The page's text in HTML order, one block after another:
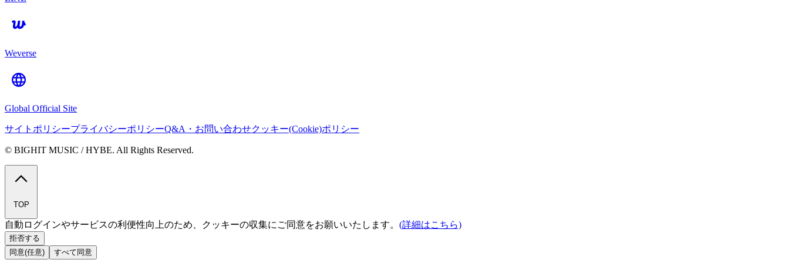
Weverse
Global Official Site
サイトポリシープライバシーポリシーQ&A・お問い合わせクッキー(Cookie)ポリシー
© BIGHIT MUSIC / HYBE. All Rights Reserved.
TOP
自動ログインやサービスの利便性向上のため、クッキーの収集にご同意をお願いいたします。 (詳細はこちら)
拒否する
同意(任意)
すべて同意